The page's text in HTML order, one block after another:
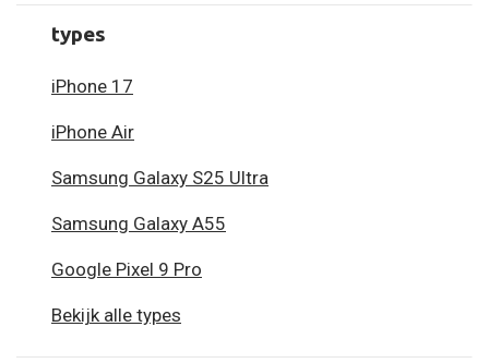
types
iPhone 17
iPhone Air
Samsung Galaxy S25 Ultra
Samsung Galaxy A55
Google Pixel 9 Pro
Bekijk alle types